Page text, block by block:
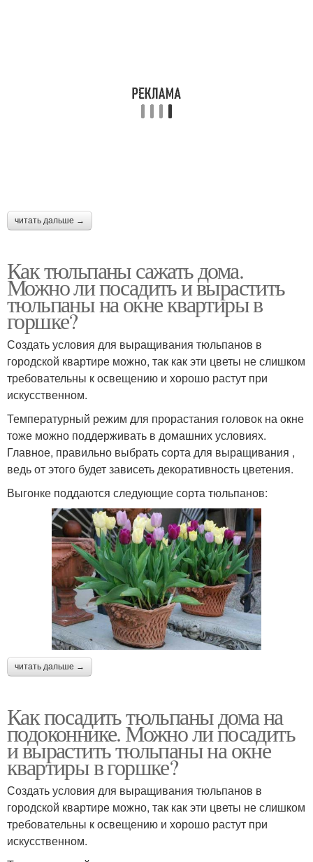
читать дальше →
Как тюльпаны сажать дома.
Можно ли посадить и вырастить
тюльпаны на окне квартиры в
горшке?
Создать условия для выращивания тюльпанов в
городской квартире можно, так как эти цветы не слишком
требовательны к освещению и хорошо растут при
искусственном.
Температурный режим для прорастания головок на окне
тоже можно поддерживать в домашних условиях.
Главное, правильно выбрать сорта для выращивания ,
ведь от этого будет зависеть декоративность цветения.
Выгонке поддаются следующие сорта тюльпанов:
читать дальше →
Как посадить тюльпаны дома на
подоконнике. Можно ли посадить
и вырастить тюльпаны на окне
квартиры в горшке?
Создать условия для выращивания тюльпанов в
городской квартире можно, так как эти цветы не слишком
требовательны к освещению и хорошо растут при
искусственном.